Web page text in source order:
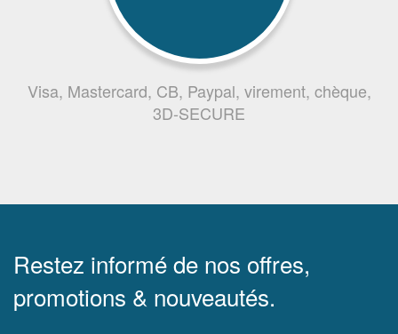
Visa, Mastercard, CB, Paypal, virement, chèque,
3D-SECURE
Restez informé de nos offres,
promotions & nouveautés.